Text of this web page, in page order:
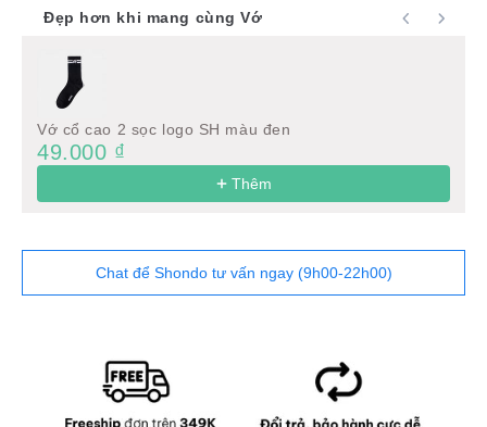
Đẹp hơn khi mang cùng Vớ
Vớ cổ cao 2 sọc logo SH màu đen
49.000 ₫
Thêm
Chat để Shondo tư vấn ngay (9h00-22h00)